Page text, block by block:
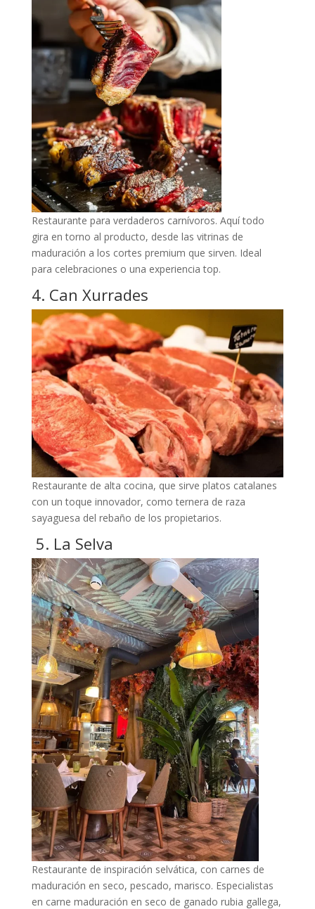
Restaurante para verdaderos carnívoros. Aquí todo
gira en torno al producto, desde las vitrinas de
maduración a los cortes premium que sirven. Ideal
para celebraciones o una experiencia top.
4. Can Xurrades
Restaurante de alta cocina, que sirve platos catalanes
con un toque innovador, como ternera de raza
sayaguesa del rebaño de los propietarios.
5. La Selva
Restaurante de inspiración selvática, con carnes de
maduración en seco, pescado, marisco. Especialistas
en carne maduración en seco de ganado rubia gallega,